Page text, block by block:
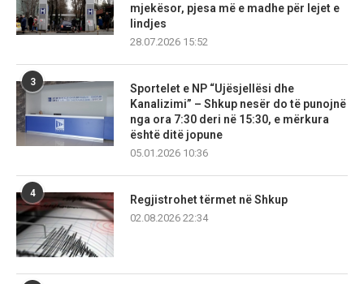
mjekësor, pjesa më e madhe për lejet e
lindjes
28.07.2026 15:52
3
Sportelet e NP “Ujësjellësi dhe
Kanalizimi” – Shkup nesër do të punojnë
nga ora 7:30 deri në 15:30, e mërkura
është ditë jopune
05.01.2026 10:36
4
Regjistrohet tërmet në Shkup
02.08.2026 22:34